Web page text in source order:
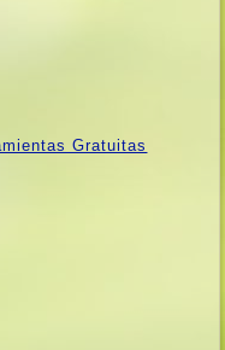
Gratuitas